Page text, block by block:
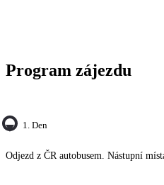
Program zájezdu
1. Den
Odjezd z ČR autobusem. Nástupní